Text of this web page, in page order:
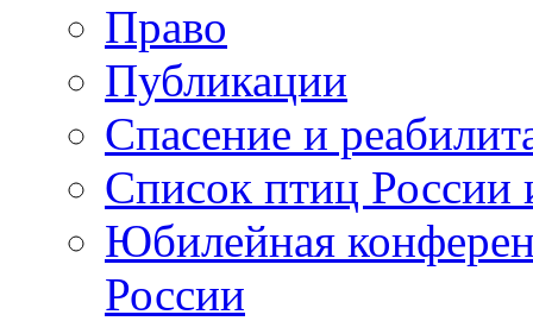
Право
Публикации
Спасение и
Список птиц России
Юбилейная
России